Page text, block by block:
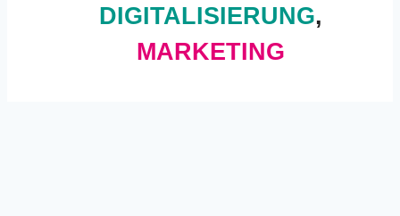
DIGITALISIERUNG,
MARKETING